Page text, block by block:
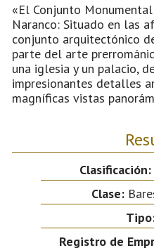
«El Conjunto
Naranco: Situado en las
conjunto arquitectónico
parte del arte
una iglesia y un palacio,
impresionantes detalles
magníficas vistas
Clasificación:
Clase:
Registro de